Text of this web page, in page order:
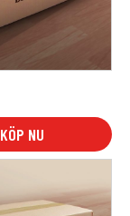
KÖP NU